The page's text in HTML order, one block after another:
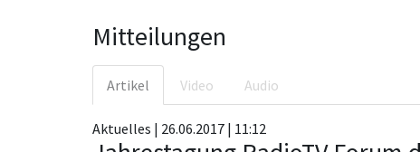
Mitteilungen
Artikel Video Audio
Aktuelles | 26.06.2017 | 11:12